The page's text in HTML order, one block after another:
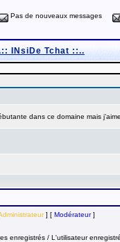
Pas de nouveaux messages
INsiDe Tchat ::..
] [ Modérateur]
enregistrés / L'utilisateur